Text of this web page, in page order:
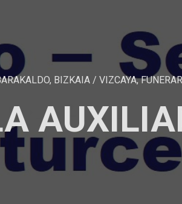
, BIZKAIA / VIZCAYA,